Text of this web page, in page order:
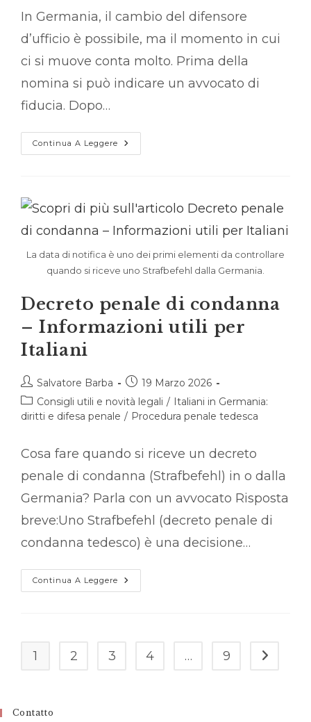
In Germania, il cambio del difensore
d’ufficio è possibile, ma il momento in cui
ci si muove conta molto. Prima della
nomina si può indicare un avvocato di
fiducia. Dopo…
Continua A Leggere Come
Cambiare
Informazioni
Utili
Italiani
La data di notifica è uno dei primi elementi da controllare
quando si riceve uno Strafbefehl dalla Germania.
Decreto penale di condanna
– Informazioni utili per
Italiani
Autore
dell'articolo:
Salvatore Barba
Articolo
pubblicato:
19 Marzo 2026
Categoria
dell'articolo:
Consigli utili e novità legali / Italiani in Germania:
diritti e difesa penale / Procedura penale tedesca
Cosa fare quando si riceve un decreto
penale di condanna (Strafbefehl) in o dalla
Germania? Parla con un avvocato Risposta
breve:Uno Strafbefehl (decreto penale di
condanna tedesco) è una decisione…
Continua A Leggere Decreto
Penale
Italiani
1 2 3 4 … 9 Vai alla
Contatto